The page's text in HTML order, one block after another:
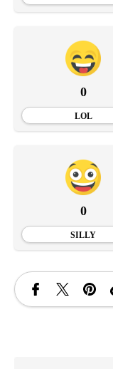
0
LOL
0
SILLY